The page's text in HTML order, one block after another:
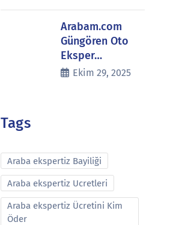
Arabam.com
Güngören Oto
Eksper…
Ekim 29, 2025
Tags
Araba ekspertiz Bayiliği
Araba ekspertiz Ucretleri
Araba ekspertiz Ücretini Kim
Öder